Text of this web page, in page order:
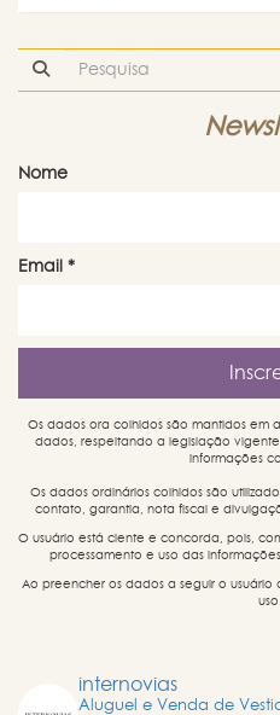
Nome
Email *
Os dados ora colhidos são mantidos em
dados, respeitando a legislação
informações
Os dados ordinários colhidos são
contato, garantia, nota fiscal e
O usuário está ciente e concorda, pois,
processamento e uso das
Ao preencher os dados a seguir o
uso.
internovias
Aluguel e Venda de